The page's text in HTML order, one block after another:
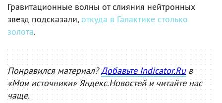
Гравитационные волны от слияния нейтронных
звезд подсказали, откуда в Галактике столько
золота.
Понравился материал?Добавьте Indicator.Ruв
«Мои источники» Яндекс.Новостей и читайте нас
чаще.